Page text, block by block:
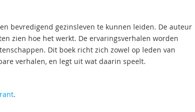
bevredigend gezinsleven te kunnen leiden. De auteur
zien hoe het werkt. De ervaringsverhalen worden
Dit boek richt zich zowel op leden van
verhalen, en legt uit wat daarin speelt.
.